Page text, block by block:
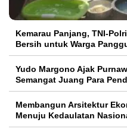
Kemarau Panjang, TNI-
Bersih untuk Warga
Yudo Margono Ajak
Semangat Juang Para
Membangun Arsitektur
Menuju Kedaulatan